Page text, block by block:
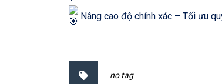
Nâng cao độ chính xác – Tối ưu
no tag